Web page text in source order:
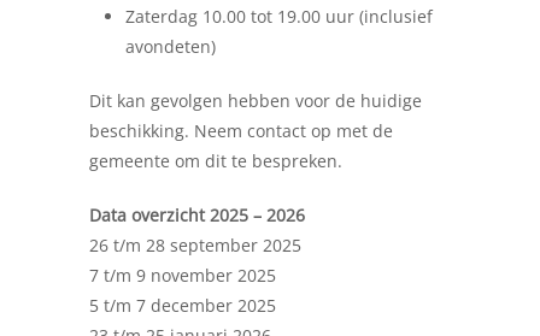
Zaterdag 10.00 tot 19.00 uur (inclusief
avondeten)
Dit kan gevolgen hebben voor de huidige
beschikking. Neem contact op met de
gemeente om dit te bespreken.
Data overzicht 2025 – 2026
26 t/m 28 september 2025
7 t/m 9 november 2025
5 t/m 7 december 2025